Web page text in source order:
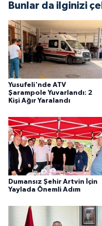
Bunlar da ilginizi
Yusufeli'nde ATV
Şarampole Yuvarlandı: 2
Kişi Ağır Yaralandı
Dumansız Şehir Artvin İçin
Yaylada Önemli Adım